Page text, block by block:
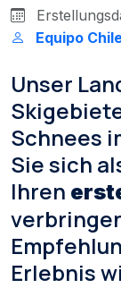
Equipo
Unser
Schnees
Sie sich
Ihren
Erlebnis